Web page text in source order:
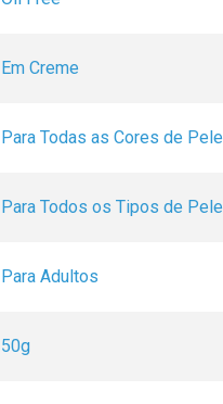
Em Creme
Para Todas as Cores de Pele
Para Todos os Tipos de Pele
Para Adultos
50g